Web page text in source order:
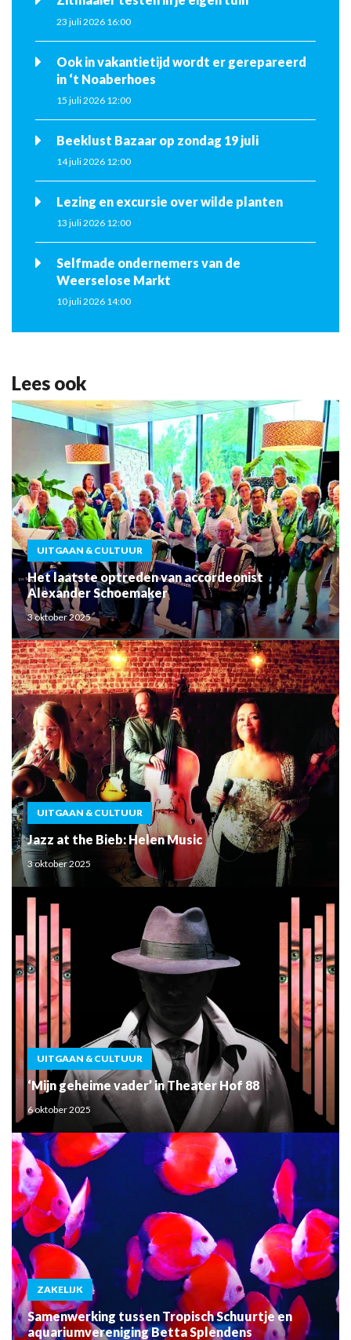
23 juli 2026 16:00
Ook in vakantietijd wordt er gerepareerd
in ‘t Noaberhoes
15 juli 2026 12:00
Beeklust Bazaar op zondag 19 juli
14 juli 2026 12:00
Lezing en excursie over wilde planten
13 juli 2026 12:00
Selfmade ondernemers van de
Weerselose Markt
10 juli 2026 14:00
Lees ook
UITGAAN & CULTUUR
Het laatste optreden van accordeonist
Alexander Schoemaker
3 oktober 2025
UITGAAN & CULTUUR
Jazz at the Bieb: Helen Music
3 oktober 2025
UITGAAN & CULTUUR
‘Mijn geheime vader’ in Theater Hof 88
6 oktober 2025
ZAKELIJK
Samenwerking tussen Tropisch Schuurtje en
aquariumvereniging Betta Splendens